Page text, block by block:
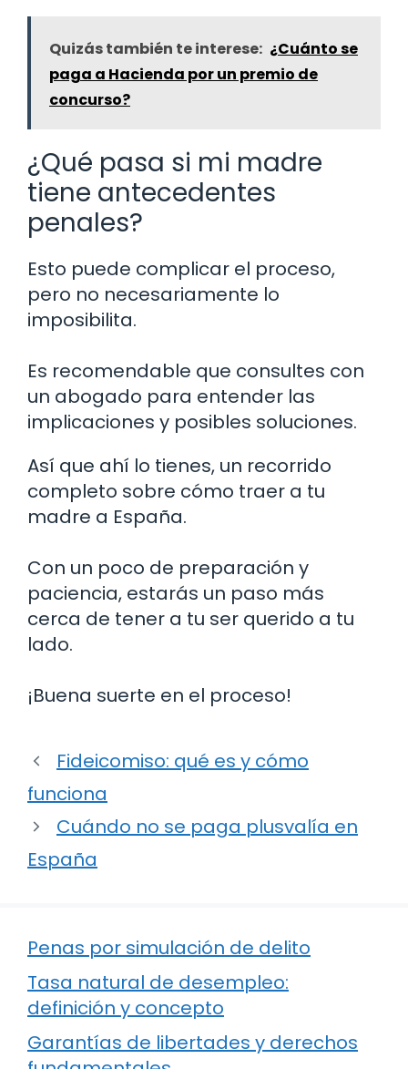
Quizás también te interese: ¿Cuánto se
paga a Hacienda por un premio de
concurso?
¿Qué pasa si mi madre
tiene antecedentes
penales?
Esto puede complicar el proceso,
pero no necesariamente lo
imposibilita.
Es recomendable que consultes con
un abogado para entender las
implicaciones y posibles soluciones.
Así que ahí lo tienes, un recorrido
completo sobre cómo traer a tu
madre a España.
Con un poco de preparación y
paciencia, estarás un paso más
cerca de tener a tu ser querido a tu
lado.
¡Buena suerte en el proceso!
Fideicomiso: qué es y cómo
funciona
Cuándo no se paga plusvalía en
España
Penas por simulación de delito
Tasa natural de desempleo:
definición y concepto
Garantías de libertades y derechos